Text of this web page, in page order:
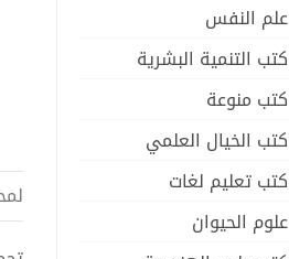
علم النفس
كتب التنمية البشرية
كتب منوعة
كتب الخيال العلمي
كتب تعليم لغات
علوم الحيوان